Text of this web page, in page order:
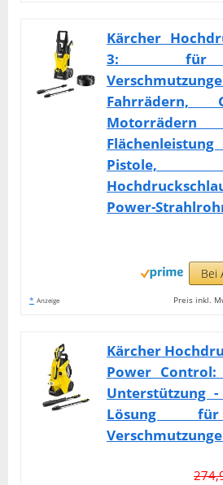
Kärcher
3: für
Fahrrädern,
Power-
Bei
* Anzeige Preis inkl.
Kärcher
Power Control:
Unterstützung
Lösung